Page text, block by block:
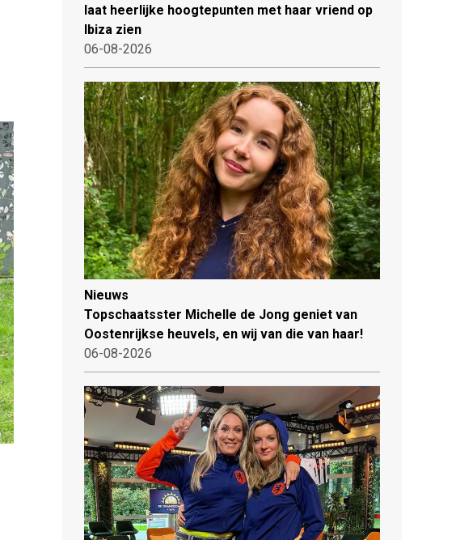
laat heerlijke hoogtepunten met haar vriend op
Ibiza zien
06-08-2026
Nieuws
Topschaatsster Michelle de Jong geniet van
Oostenrijkse heuvels, en wij van die van haar!
06-08-2026